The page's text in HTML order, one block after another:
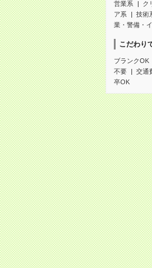
営業系
ク
ア系
技術
業・警備・
こだわり
ブランクOK
不要
交通
卒OK